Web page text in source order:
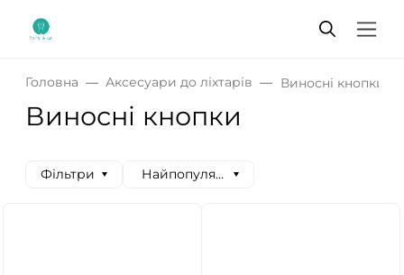
Головна Аксесуари до ліхтарів Виносні кнопки
Виносні кнопки
Фільтри Найпопулярніші спочатку